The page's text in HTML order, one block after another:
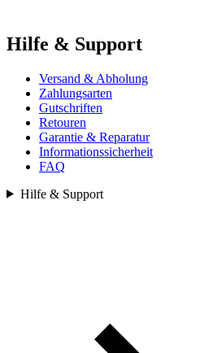
Hilfe & Support
Versand & Abholung
Zahlungsarten
Gutschriften
Retouren
Garantie & Reparatur
Informationssicherheit
FAQ
Hilfe & Support